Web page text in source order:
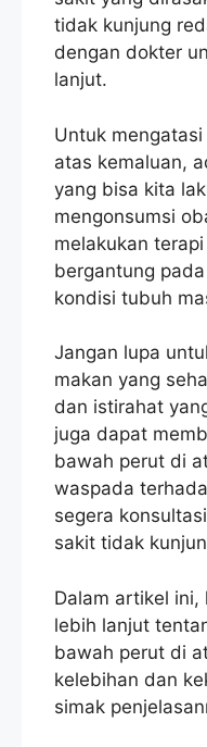
tidak kunjung
dengan dokter
lanjut.
Untuk
atas kemaluan,
yang bisa kita
mengonsumsi
melakukan
bergantung
kondisi tubuh
Jangan lupa
makan yang
dan istirahat
juga dapat
bawah perut di
waspada
segera
sakit tidak
Dalam artikel ini,
lebih lanjut
bawah perut di
kelebihan dan
simak